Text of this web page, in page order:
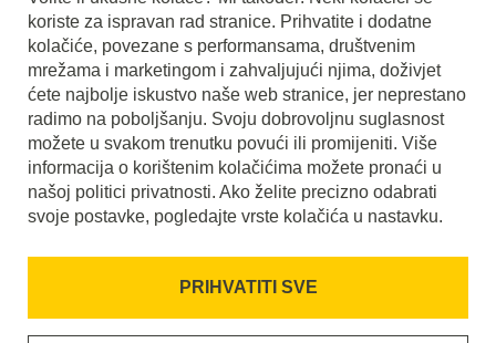
Pročitajte što je toBolt CMSu našem rječniku.
Pomoći će vam da bolje razumijete o čemu se točno radi
Bolt CMS i koje je značenje u svakodnevnoj upotrebi.
koriste za ispravan rad stranice. Prihvatite i dodatne
kolačiće, povezane s performansama, društvenim
mrežama i marketingom i zahvaljujući njima, doživjet
ćete najbolje iskustvo naše web stranice, jer neprestano
radimo na poboljšanju. Svoju dobrovoljnu suglasnost
možete u svakom trenutku povući ili promijeniti. Više
informacija o korištenim kolačićima možete pronaći u
našoj politici privatnosti. Ako želite precizno odabrati
svoje postavke, pogledajte vrste kolačića u nastavku.
PRIHVATITI SVE